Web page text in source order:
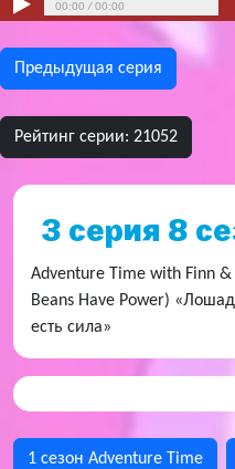
00:00 /00:00
Предыдущая сeрия
Рейтинг серии: 21052
3 серия 8
Adventure Time with Finn
Beans Have Power)
есть сила»
1 сезон Adventure Time